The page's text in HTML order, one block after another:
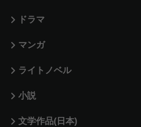
ドラマ
マンガ
ライトノベル
小説
文学作品(日本)